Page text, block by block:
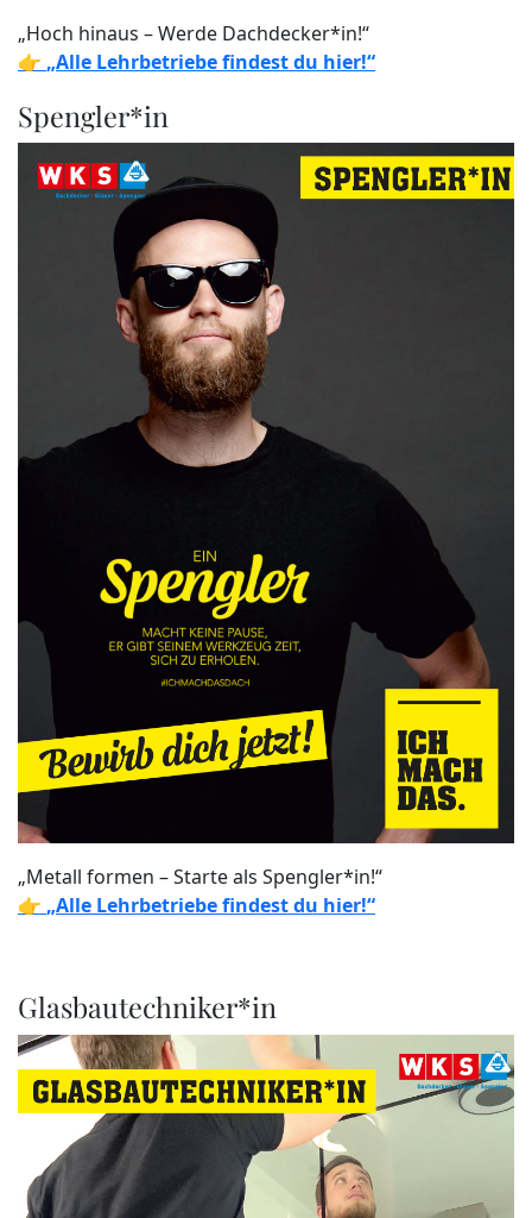
„Hoch hinaus – Werde Dachdecker*in!“
👉 „Alle Lehrbetriebe findest du hier!“
Spengler*in
„Metall formen – Starte als Spengler*in!“
👉 „Alle Lehrbetriebe findest du hier!“
Glasbautechniker*in